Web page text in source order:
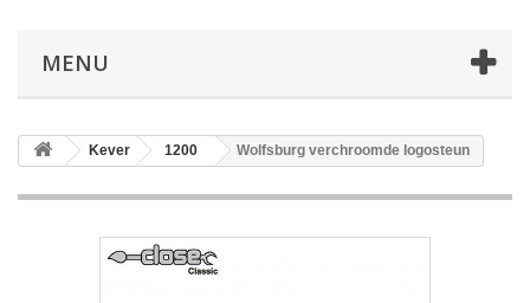
MENU
Kever 1200 Wolfsburg verchroomde logosteun